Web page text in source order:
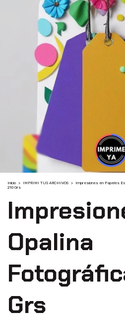
Inicio > IMPRIMI TUS ARCHIVOS > Impresiones en Papeles
210 Grs
Opalina
Grs